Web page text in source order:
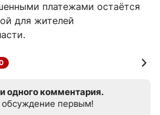
платежами остаётся
для жителей
одного комментария.
обсуждение первым!